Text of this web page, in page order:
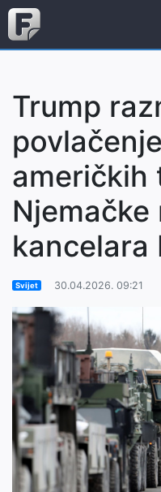
Trump
američkih
kancelara
Svijet 30.04.2026. 09:21